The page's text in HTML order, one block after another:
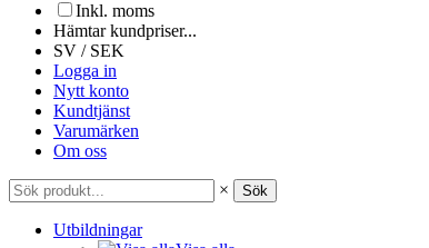
Inkl. moms
Hämtar kundpriser...
SV / SEK
Logga in
Nytt konto
Kundtjänst
Varumärken
Om oss
× Sök
Utbildningar